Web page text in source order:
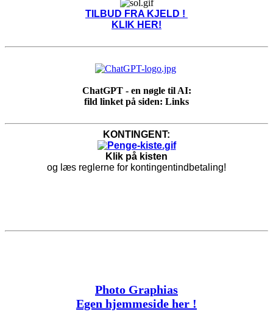
TILBUD FRA KJELD !
KLIK HER!
ChatGPT - en nøgle til AI:
fild linket på siden: Links
KONTINGENT:
Klik på kisten
og læs reglerne for kontingentindbetaling!
Photo Graphias
Egen hjemmeside her !